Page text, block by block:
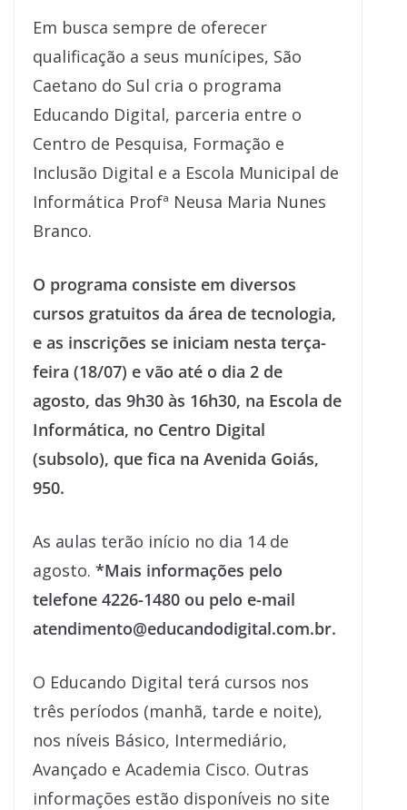
Em busca sempre de oferecer
qualificação a seus munícipes, São
Caetano do Sul cria o programa
Educando Digital, parceria entre o
Centro de Pesquisa, Formação e
Inclusão Digital e a Escola Municipal de
Informática Profª Neusa Maria Nunes
Branco.
O programa consiste em diversos
cursos gratuitos da área de tecnologia,
e as inscrições se iniciam nesta terça-
feira (18/07) e vão até o dia 2 de
agosto, das 9h30 às 16h30, na Escola de
Informática, no Centro Digital
(subsolo), que fica na Avenida Goiás,
950.
As aulas terão início no dia 14 de
agosto. *Mais informações pelo
telefone 4226-1480 ou pelo e-mail
atendimento@educandodigital.com.br.
O Educando Digital terá cursos nos
três períodos (manhã, tarde e noite),
nos níveis Básico, Intermediário,
Avançado e Academia Cisco. Outras
informações estão disponíveis no site